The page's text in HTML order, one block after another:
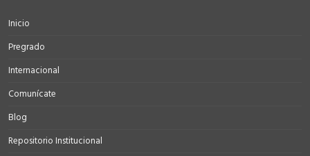
Inicio
Pregrado
Internacional
Comunícate
Blog
Repositorio Institucional